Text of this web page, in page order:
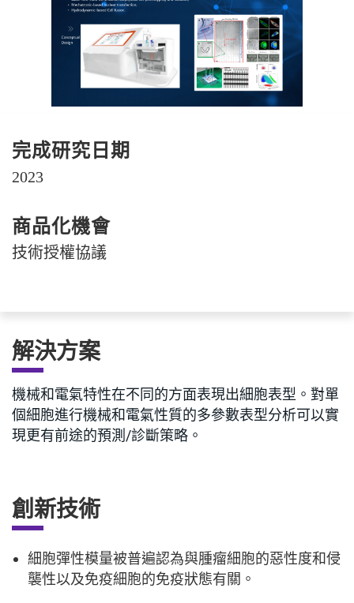
完成研究日期
2023
商品化機會
技術授權協議
解決方案
機械和電氣特性在不同的方面表現出細胞表型。對單
個細胞進行機械和電氣性質的多參數表型分析可以實
現更有前途的預測/診斷策略。
創新技術
細胞彈性模量被普遍認為與腫瘤細胞的惡性度和侵
襲性以及免疫細胞的免疫狀態有關。